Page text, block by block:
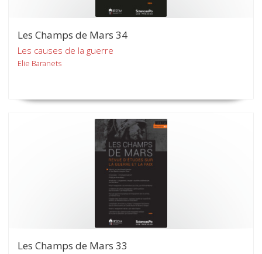
Les Champs de Mars 34
Les causes de la guerre
Elie Baranets
Les Champs de Mars 33